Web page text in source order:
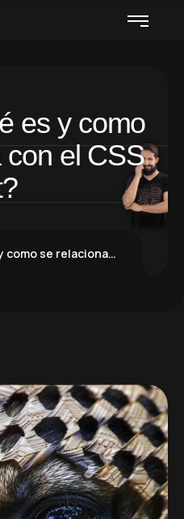
es y como
el CSS
con el CSS y JavaScript?